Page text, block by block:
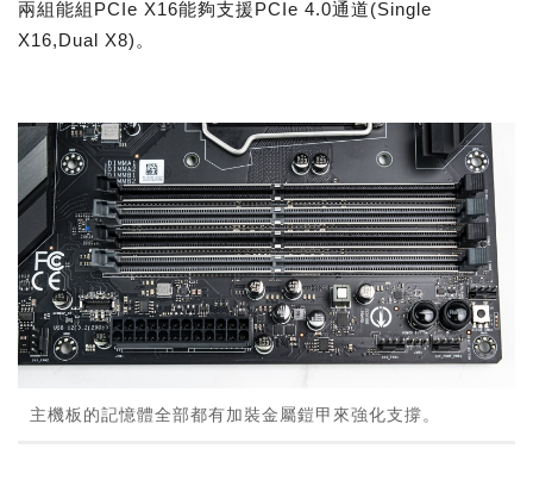
兩組能組PCIe X16能夠支援PCIe 4.0通道(Single
X16,Dual X8)。
主機板的記憶體全部都有加裝金屬鎧甲來強化支撐。